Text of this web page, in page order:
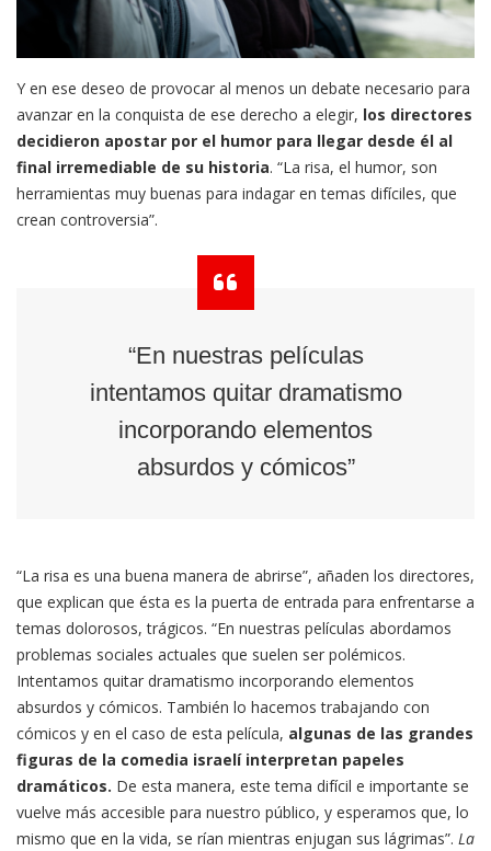
Y en ese deseo de provocar al menos un debate necesario para
avanzar en la conquista de ese derecho a elegir, los directores
decidieron apostar por el humor para llegar desde él al
final irremediable de su historia. “La risa, el humor, son
herramientas muy buenas para indagar en temas difíciles, que
crean controversia”.
“En nuestras películas
intentamos quitar dramatismo
incorporando elementos
absurdos y cómicos”
“La risa es una buena manera de abrirse”, añaden los directores,
que explican que ésta es la puerta de entrada para enfrentarse a
temas dolorosos, trágicos. “En nuestras películas abordamos
problemas sociales actuales que suelen ser polémicos.
Intentamos quitar dramatismo incorporando elementos
absurdos y cómicos. También lo hacemos trabajando con
cómicos y en el caso de esta película, algunas de las grandes
figuras de la comedia israelí interpretan papeles
dramáticos. De esta manera, este tema difícil e importante se
vuelve más accesible para nuestro público, y esperamos que, lo
mismo que en la vida, se rían mientras enjugan sus lágrimas”. La